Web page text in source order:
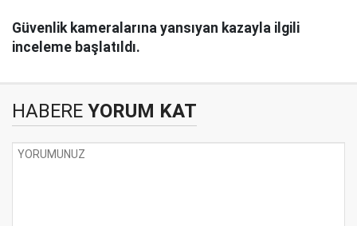
Güvenlik kameralarına yansıyan kazayla ilgili
inceleme başlatıldı.
HABERE YORUM KAT